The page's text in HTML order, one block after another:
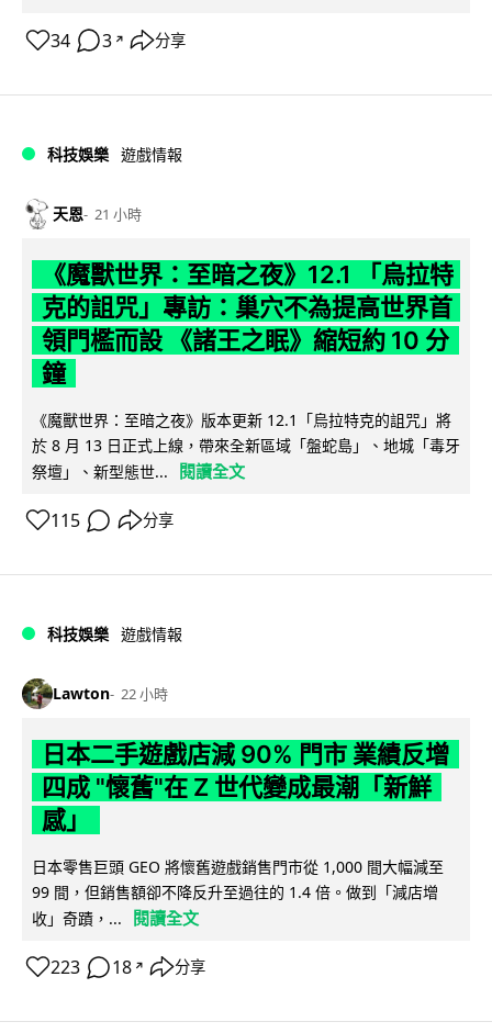
34 3 ↗ 分享
科技娛樂 遊戲情報
天恩 21 小時
《魔獸世界：至暗之夜》12.1 「烏拉特
克的詛咒」專訪：巢穴不為提高世界首
領門檻而設 《諸王之眠》縮短約 10 分
鐘
《魔獸世界：至暗之夜》版本更新 12.1「烏拉特克的詛咒」將
於 8 月 13 日正式上線，帶來全新區域「盤蛇島」、地城「毒牙
祭壇」、新型態世...
閱讀全文
115 分享
科技娛樂 遊戲情報
Lawton 22 小時
日本二手遊戲店減 90% 門市 業績反增
四成 "懷舊"在 Z 世代變成最潮「新鮮
感」
日本零售巨頭 GEO 將懷舊遊戲銷售門市從 1,000 間大幅減至
99 間，但銷售額卻不降反升至過往的 1.4 倍。做到「減店增
收」奇蹟，...
閱讀全文
223 18 ↗ 分享